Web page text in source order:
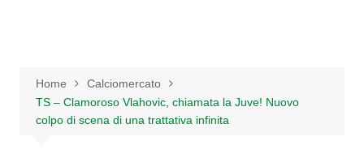
Home
Calciomercato
TS – Clamoroso Vlahovic, chiamata la Juve! Nuovo
colpo di scena di una trattativa infinita